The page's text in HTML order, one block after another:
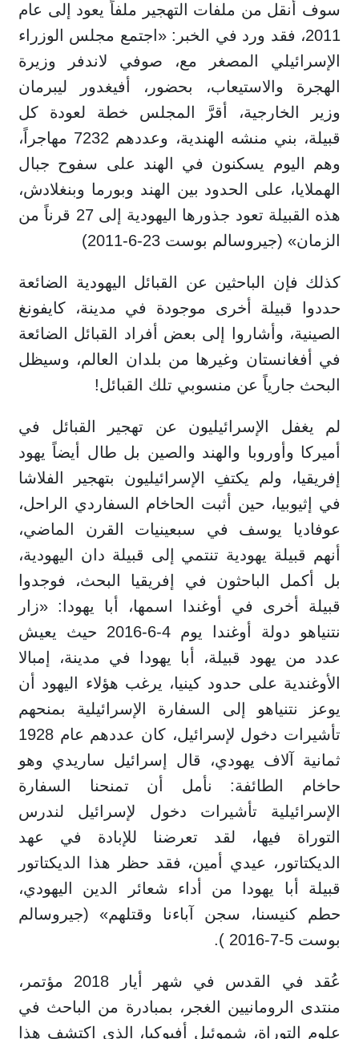
سوف أنقل من ملفات التهجير ملفاً يعود إلى عام
2011، فقد ورد في الخبر: «اجتمع مجلس الوزراء
الإسرائيلي المصغر مع، صوفي لاندفر وزيرة
الهجرة والاستيعاب، بحضور، أفيغدور ليبرمان
وزير الخارجية، أقرَّ المجلس خطة لعودة كل
قبيلة، بني منشه الهندية، وعددهم 7232 مهاجراً،
وهم اليوم يسكنون في الهند على سفوح جبال
الهملايا، على الحدود بين الهند وبورما وبنغلادش،
هذه القبيلة تعود جذورها اليهودية إلى 27 قرناً من
الزمان» (جيروسالم بوست 23-6-2011)
كذلك فإن الباحثين عن القبائل اليهودية الضائعة
حددوا قبيلة أخرى موجودة في مدينة، كايفونغ
الصينية، وأشاروا إلى بعض أفراد القبائل الضائعة
في أفغانستان وغيرها من بلدان العالم، وسيظل
البحث جارياً عن منسوبي تلك القبائل!
لم يغفل الإسرائيليون عن تهجير القبائل في
أميركا وأوروبا والهند والصين بل طال أيضاً يهود
إفريقيا، ولم يكتفِ الإسرائيليون بتهجير الفلاشا
في إثيوبيا، حين أثبت الحاخام السفاردي الراحل،
عوفاديا يوسف في سبعينيات القرن الماضي،
أنهم قبيلة يهودية تنتمي إلى قبيلة دان اليهودية،
بل أكمل الباحثون في إفريقيا البحث، فوجدوا
قبيلة أخرى في أوغندا اسمها، أبا يهودا: «زار
نتنياهو دولة أوغندا يوم 4-6-2016 حيث يعيش
عدد من يهود قبيلة، أبا يهودا في مدينة، إمبالا
الأوغندية على حدود كينيا، يرغب هؤلاء اليهود أن
يوعز نتنياهو إلى السفارة الإسرائيلية بمنحهم
تأشيرات دخول لإسرائيل، كان عددهم عام 1928
ثمانية آلاف يهودي، قال إسرائيل ساريدي وهو
حاخام الطائفة: نأمل أن تمنحنا السفارة
الإسرائيلية تأشيرات دخول لإسرائيل لندرس
التوراة فيها، لقد تعرضنا للإبادة في عهد
الديكتاتور، عيدي أمين، فقد حظر هذا الديكتاتور
قبيلة أبا يهودا من أداء شعائر الدين اليهودي،
حطم كنيسنا، سجن آباءنا وقتلهم» (جيروسالم
بوست 5-7-2016 ).
عُقد في القدس في شهر أيار 2018 مؤتمر،
منتدى الرومانيين الغجر، بمبادرة من الباحث في
علوم التوراة، شموئيل أفيوكيا، الذي اكتشف هذا